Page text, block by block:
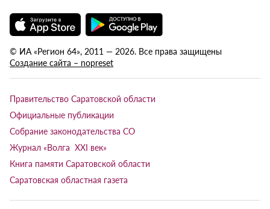
© ИА «Регион 64», 2011 — 2026. Все права защищены
Создание сайта – nopreset
Правительство Саратовской области
Официальные публикации
Собрание законодательства СО
Журнал «Волга XXI век»
Книга памяти Саратовской области
Саратовская областная газета